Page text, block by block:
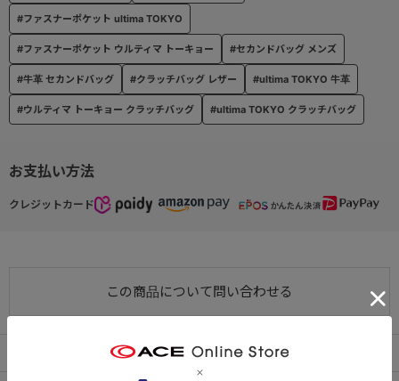
お支払い方法
クレジットカード
この商品について問い合わせる
出荷・配送について 返品・交換について
#ファスナーポケット ultima TOKYO
#ファスナーポケット ウルティマ トーキョー #セカンドバッグ メンズ
#牛革 セカンドバッグ #クラッチバッグ レザー #ultima TOKYO 牛革
#ウルティマ トーキョー クラッチバッグ #ultima TOKYO クラッチバッグ